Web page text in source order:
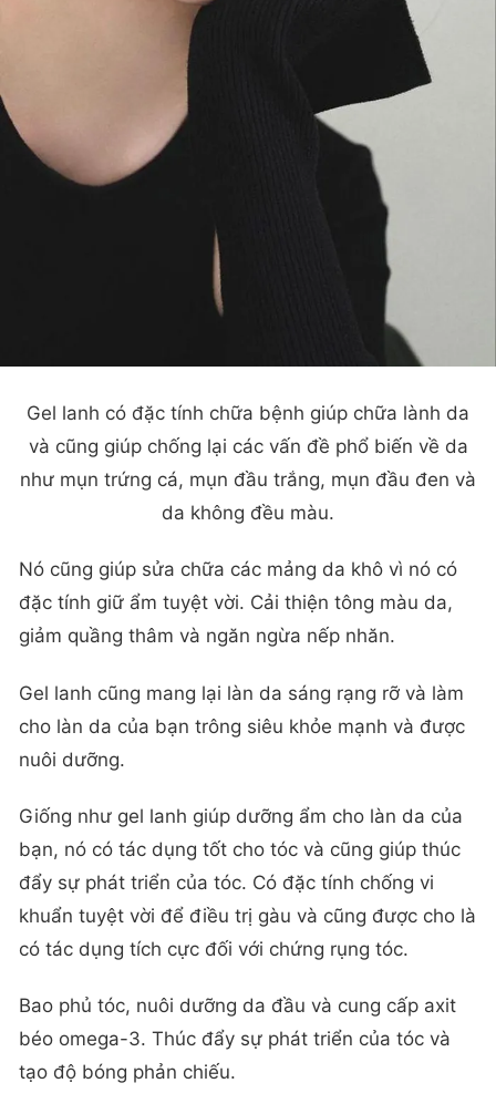
Gel lanh có đặc tính chữa bệnh giúp chữa lành da
và cũng giúp chống lại các vấn đề phổ biến về da
như mụn trứng cá, mụn đầu trắng, mụn đầu đen và
da không đều màu.
Nó cũng giúp sửa chữa các mảng da khô vì nó có
đặc tính giữ ẩm tuyệt vời. Cải thiện tông màu da,
giảm quầng thâm và ngăn ngừa nếp nhăn.
Gel lanh cũng mang lại làn da sáng rạng rỡ và làm
cho làn da của bạn trông siêu khỏe mạnh và được
nuôi dưỡng.
Giống như gel lanh giúp dưỡng ẩm cho làn da của
bạn, nó có tác dụng tốt cho tóc và cũng giúp thúc
đẩy sự phát triển của tóc. Có đặc tính chống vi
khuẩn tuyệt vời để điều trị gàu và cũng được cho là
có tác dụng tích cực đối với chứng rụng tóc.
Bao phủ tóc, nuôi dưỡng da đầu và cung cấp axit
béo omega-3. Thúc đẩy sự phát triển của tóc và
tạo độ bóng phản chiếu.